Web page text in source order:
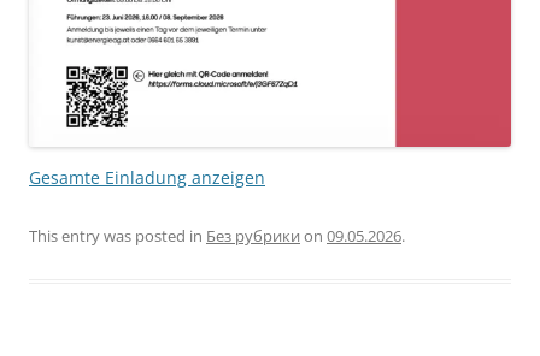
Gesamte Einladung anzeigen
This entry was posted in Без рубрики on 09.05.2026.